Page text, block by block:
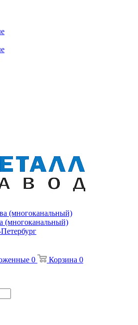
(многоканальный)
(многоканальный)
0 Корзина 0